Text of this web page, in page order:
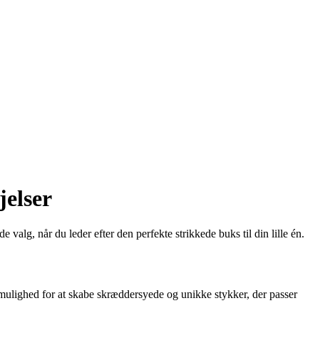
valg, når du leder efter den perfekte strikkede buks til din lille én.
for at skabe skræddersyede og unikke stykker, der passer